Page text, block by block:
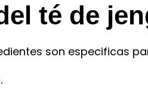
té de
son especificas